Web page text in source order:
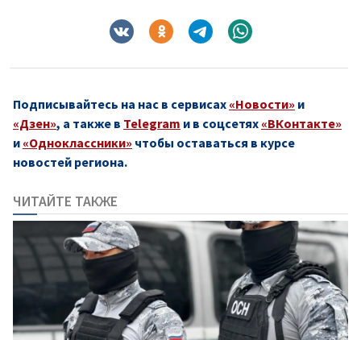
Подписывайтесь на нас в сервисах «Новости» и
«Дзен», а также в Telegram и в соцсетях «ВКонтакте»
и «Одноклассники» чтобы оставаться в курсе
новостей региона.
ЧИТАЙТЕ ТАКЖЕ